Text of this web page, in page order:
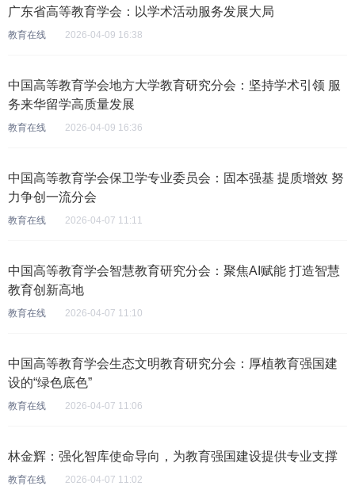
广东省高等教育学会：以学术活动服务发展大局
教育在线 2026-04-09 16:38
中国高等教育学会地方大学教育研究分会：坚持学术引领 服
务来华留学高质量发展
教育在线 2026-04-09 16:36
中国高等教育学会保卫学专业委员会：固本强基 提质增效 努
力争创一流分会
教育在线 2026-04-07 11:11
中国高等教育学会智慧教育研究分会：聚焦AI赋能 打造智慧
教育创新高地
教育在线 2026-04-07 11:10
中国高等教育学会生态文明教育研究分会：厚植教育强国建
设的“绿色底色”
教育在线 2026-04-07 11:06
林金辉：强化智库使命导向，为教育强国建设提供专业支撑
教育在线 2026-04-07 11:02